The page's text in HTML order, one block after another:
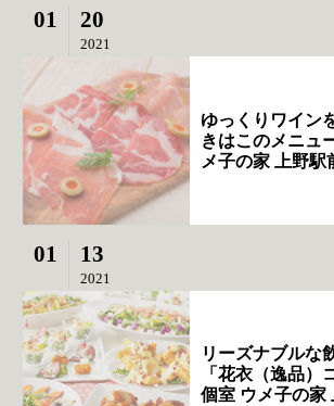
01 20
2021
ゆっくりワイン
きはこのメニュ
メ子の家 上野駅
01 13
2021
リーズナブルな
「花衣（逸品）
個室 ウメ子の家